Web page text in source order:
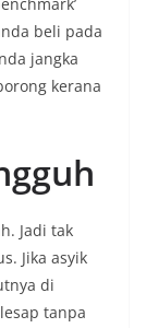
beli pada
jangka
kerana
Jadi tak
Jika asyik
di
tanpa